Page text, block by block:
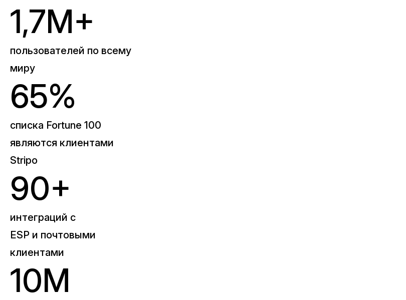
1,7M+
пользователей по всему
миру
65%
списка Fortune 100
являются клиентами
Stripo
90+
интеграций с
ESP и почтовыми
клиентами
10М